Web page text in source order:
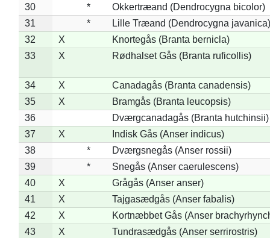
30
*
Okkertræand (Dendrocygna bicolor)
31
*
Lille Træand (Dendrocygna javanica)
32
X
Knortegås (Branta bernicla)
33
X Rødhalset Gås (Branta ruficollis)
34 X
Canadagås (Branta canadensis)
35
X
Bramgås (Branta leucopsis)
36
Dværgcanadagås (Branta hutchinsii)
37
X
Indisk Gås (Anser indicus)
38
*
Dværgsnegås (Anser rossii)
39
*
Snegås (Anser caerulescens)
40
X
Grågås (Anser anser)
41
X
Tajgasædgås (Anser fabalis)
42
X
Kortnæbbet Gås (Anser
43
X
Tundrasædgås (Anser serrirostris)